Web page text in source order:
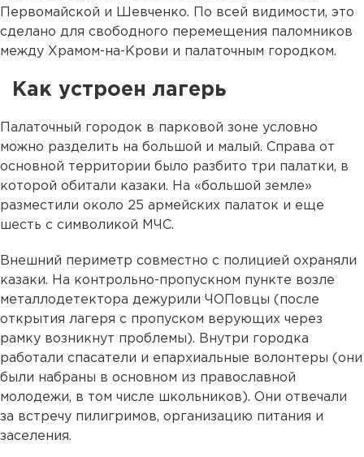
Первомайской и Шевченко. По всей видимости, это
сделано для свободного перемещения паломников
между Храмом-на-Крови и палаточным городком.
Как устроен лагерь
Палаточный городок в парковой зоне условно
можно разделить на большой и малый. Справа от
основной территории было разбито три палатки, в
которой обитали казаки. На «большой земле»
разместили около 25 армейских палаток и еще
шесть с символикой МЧС.
Внешний периметр совместно с полицией охраняли
казаки. На контрольно-пропускном пункте возле
металлодетектора дежурили ЧОПовцы (после
открытия лагеря с пропуском верующих через
рамку возникнут проблемы). Внутри городка
работали спасатели и епархиальные волонтеры (они
были набраны в основном из православной
молодежи, в том числе школьников). Они отвечали
за встречу пилигримов, организацию питания и
заселения.